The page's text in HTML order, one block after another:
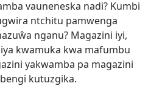
vauneneska nadi? Kumbi
ntchitu pamwenga
nganu? Magazini iyi,
kwamuka kwa mafumbu
yakwamba pa magazini
kutuzgika.